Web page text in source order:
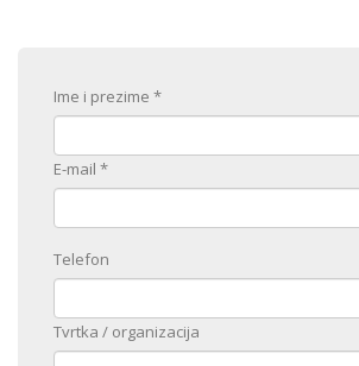
Ime i prezime *
E-mail *
Telefon
Tvrtka / organizacija